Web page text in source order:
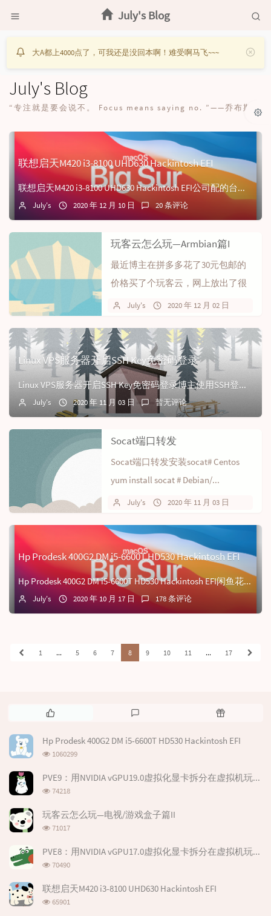
July's Blog
大A都上4000点了，可我还是没回本啊！难受啊马飞~~~
July's Blog
“专注就是要会说不。 Focus means saying no. ”——乔布斯
联想启天M420 i3-8100 UHD630 Hackintosh EFI
联想启天M420 i3-8100 UHD630 Hackintosh EFI公司配的台式电脑联想启天M420 i3-8100，给它适配了MacOS操作系统...
July's 2020 年 12 月 10 日 20 条评论
玩客云怎么玩—Armbian篇I
最近博主在拼多多花了30元包邮的
价格买了个玩客云，网上放出了很
多关于玩客云的刷机玩法，有电视
July's 2020 年 12 月 02 日
Linux VPS服务器开启SSH Key免密码登录
Linux VPS服务器开启SSH Key免密码登录博主使用SSH登录VPS一直习惯用复杂密码+非22端口，然而这些天发现吃灰很久的小鸡。CPU进程都是满...
July's 2020 年 11 月 03 日 暂无评论
Socat端口转发
Socat端口转发安装socat# Centos
yum install socat # Debian/...
July's 2020 年 11 月 03 日
Hp Prodesk 400G2 DM i5-6600T HD530 Hackintosh EFI
Hp Prodesk 400G2 DM i5-6600T HD530 Hackintosh EFI闲鱼花280元价格捡了台惠普Hp Prodesk 4...
July's 2020 年 10 月 17 日 178 条评论
1 ... 5 6 7 8 9 10 11 ... 17
热
文
章
评
随
文
Hp Prodesk 400G2 DM i5-6600T HD530 Hackintosh EFI
浏
次
数:
1060299
PVE9：用NVIDIA vGPU19.0虚拟化显卡拆分在虚拟机玩游戏
浏
次
数:
74218
玩客云怎么玩—电视/游戏盒子篇II
浏
次
数:
71017
PVE8：用NVIDIA vGPU17.0虚拟化显卡拆分在虚拟机玩游戏--基于P106-100
浏
次
数:
70490
联想启天M420 i3-8100 UHD630 Hackintosh EFI
浏
65901